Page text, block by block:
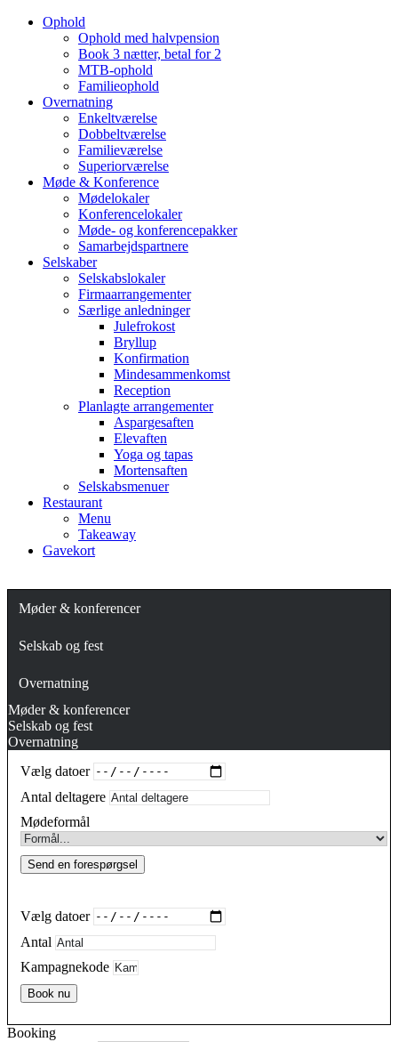
Ophold
Ophold med halvpension
Book 3 nætter, betal for 2
MTB-ophold
Familie­ophold
Overnatning
Enkeltværelse
Dobbelt­værelse
Familie­værelse
Superiorværelse
Møde & Konference
Mødelokaler
Konference­lokaler
Møde- og konferencepakker
Samarbejdspartnere
Selskaber
Selskabslokaler
Firmaarrangementer
Særlige anledninger
Julefrokost
Bryllup
Konfirmation
Mindesammenkomst
Reception
Planlagte arrangementer
Aspargesaften
Elevaften
Yoga og tapas
Mortensaften
Selskabsmenuer
Restaurant
Menu
Takeaway
Gavekort
Møder & konferencer
Selskab og fest
Overnatning
Møder & konferencer
Selskab og fest
Overnatning
Vælg datoer
Antal deltagere
Mødeformål
Send en forespørgsel
Vælg datoer
Antal
Kampagnekode
Book nu
Booking